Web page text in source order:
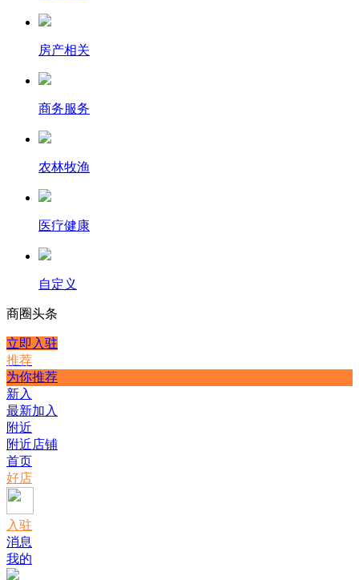
房产相关
商务服务
农林牧渔
医疗健康
自定义
商圈头条
立即入驻
推荐
为你推荐
新入
最新加入
附近
附近店铺
首页
好店
入驻
消息
我的